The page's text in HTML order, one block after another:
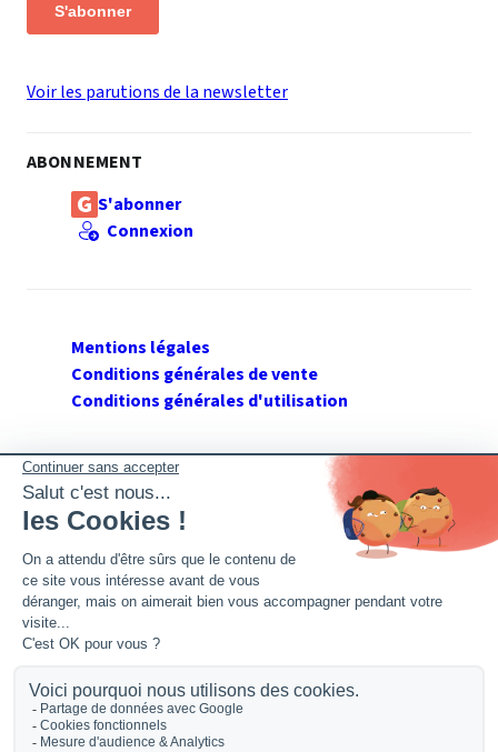
S'abonner
Voir les parutions de la newsletter
ABONNEMENT
S'abonner
Connexion
Mentions légales
Conditions générales de vente
Conditions générales d'utilisation
SUIVEZ GERANT DE SARL
Twitter
Facebook